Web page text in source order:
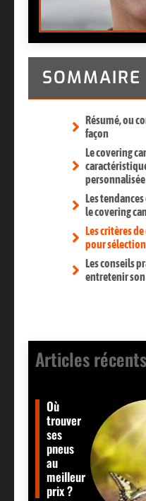
SOMMAIRE
Résumé, ou
façon
Le covering
personnalisée
Les
le covering
Les critères
pour
Les conseils
entretenir
Articles récents​
Où
trouver
ses
pneus
au
meilleur
prix ?